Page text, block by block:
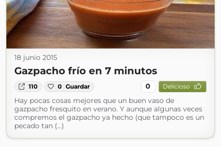
18 junio 2015
Gazpacho frío en 7 minutos
110 0 Guardar 0 Delicioso
Hay pocas cosas mejores que un buen vaso de
gazpacho fresquito en verano. Y aunque algunas veces
compremos el gazpacho ya hecho (que tampoco es un
pecado tan (...)